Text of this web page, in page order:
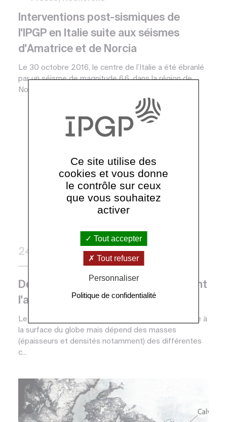
Interventions post-sismiques de
l'IPGP en Italie suite aux séismes
d'Amatrice et de Norcia
Le 30 octobre 2016, le centre de l’Italie a été ébranlé
par un séisme de magnitude 6.6, dans la région de
Norcia, quelques kilomètres au nord de l’épi...
24 novembre 2016
Presse, Recherche
Détection d'un signal de gravité avant
l'arrivée des ondes sismiques
Le champ gravitationnel terrestre n'est pas uniforme à
la surface du globe mais dépend des masses
(épaisseurs et densités notamment) des différentes
c...
Ce site utilise des
cookies et vous donne
le contrôle sur ceux
que vous souhaitez
activer
Tout accepter
Tout refuser
Personnaliser
Politique de confidentialité